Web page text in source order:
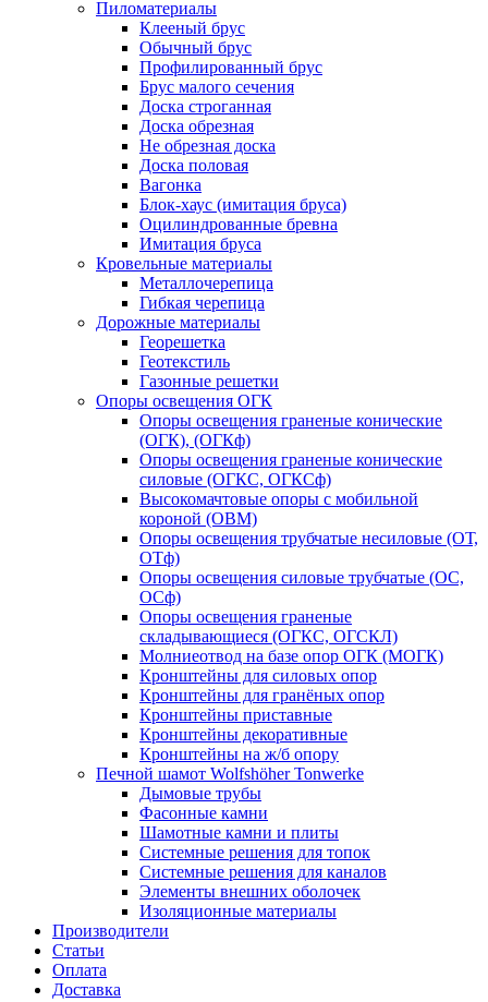
Пиломатериалы
Клееный брус
Обычный брус
Профилированный брус
Брус малого сечения
Доска строганная
Доска обрезная
Не обрезная доска
Доска половая
Вагонка
Блок-хаус (имитация бруса)
Оцилиндрованные бревна
Имитация бруса
Кровельные материалы
Металлочерепица
Гибкая черепица
Дорожные материалы
Георешетка
Геотекстиль
Газонные решетки
Опоры освещения ОГК
Опоры освещения граненые конические
(ОГК), (ОГКф)
Опоры освещения граненые конические
силовые (ОГКС, ОГКСф)
Высокомачтовые опоры с мобильной
короной (ОВМ)
Опоры освещения трубчатые несиловые (ОТ,
ОТф)
Опоры освещения силовые трубчатые (ОС,
ОСф)
Опоры освещения граненые
складывающиеся (ОГКС, ОГСКЛ)
Молниеотвод на базе опор ОГК (МОГК)
Кронштейны для силовых опор
Кронштейны для гранёных опор
Кронштейны приставные
Кронштейны декоративные
Кронштейны на ж/б опору
Печной шамот Wolfshöher Tonwerke
Дымовые трубы
Фасонные камни
Шамотные камни и плиты
Системные решения для топок
Системные решения для каналов
Элементы внешних оболочек
Изоляционные материалы
Производители
Статьи
Оплата
Доставка